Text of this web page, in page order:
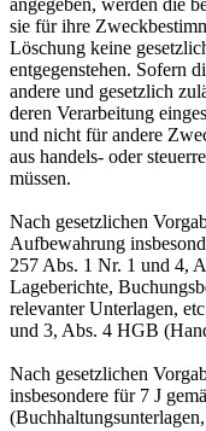
sie für ihre
Löschung keine
entgegenstehen. Sofern
andere und gesetzlich
deren Verarbeitung
und nicht für andere
aus handels- oder
müssen.
Nach gesetzlichen
Aufbewahrung
257 Abs. 1 Nr. 1 und 4,
Lageberichte,
relevanter Unterlagen,
und 3, Abs. 4 HGB
Nach gesetzlichen
insbesondere für 7 J